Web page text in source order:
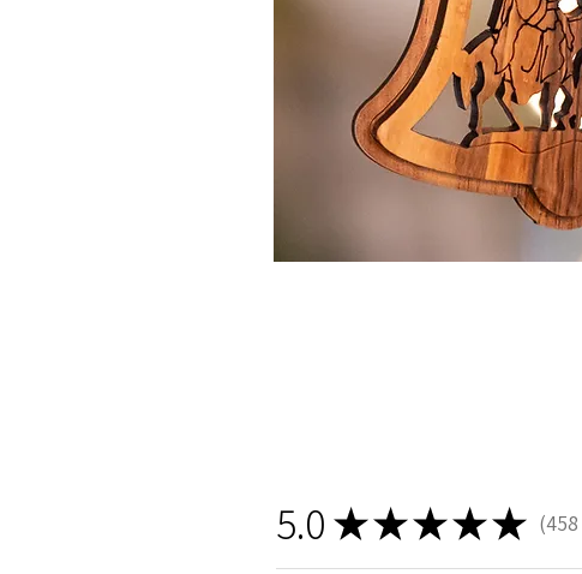
5.0 ★★★★★ 458
458